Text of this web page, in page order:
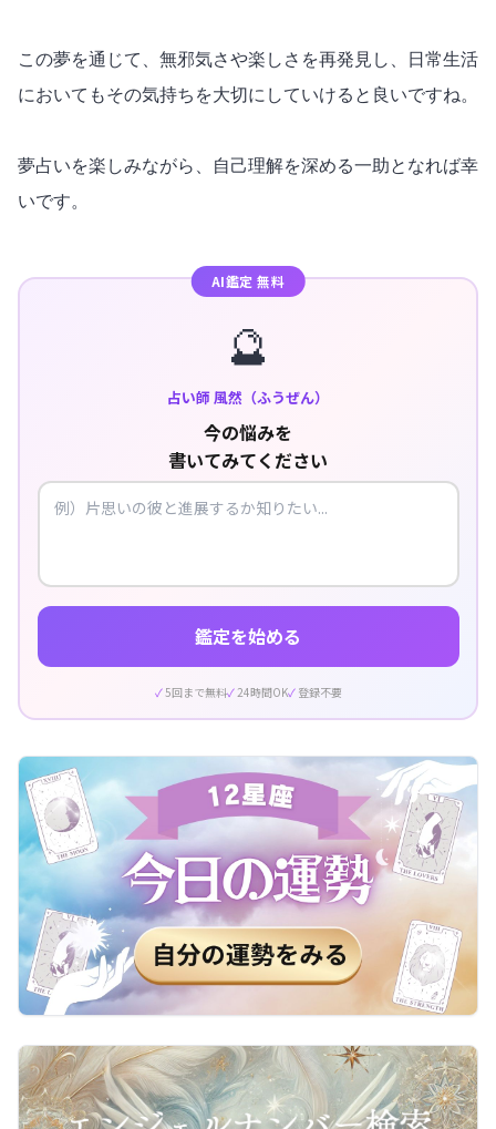
この夢を通じて、無邪気さや楽しさを再発見し、日常生活
においてもその気持ちを大切にしていけると良いですね。
夢占いを楽しみながら、自己理解を深める一助となれば幸
いです。
AI鑑定 無料
🔮
占い師 風然（ふうぜん）
今の悩みを
書いてみてください
鑑定を始める
5回まで無料 24時間OK 登録不要